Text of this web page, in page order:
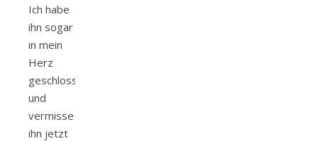
Ich habe
ihn sogar
in mein
Herz
geschlossen
und
vermisse
ihn jetzt